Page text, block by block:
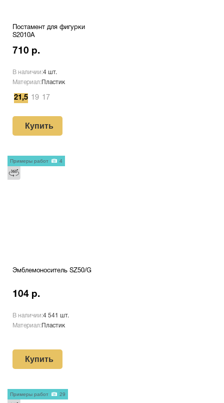
Постамент для фигурки
S2010A
710 р.
В наличии:4 шт.
Материал: Пластик
21,5 19 17
Купить
Эмблемоноситель SZ50/G
104 р.
В наличии:4 541 шт.
Материал: Пластик
Купить
Примеры работ 4
Примеры работ 29